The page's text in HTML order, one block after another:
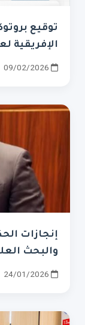
توقيع
الإفريقية
09/02/2026
إنجازات
والبحث
24/01/2026